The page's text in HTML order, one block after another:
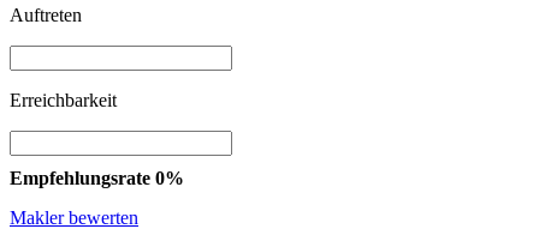
Auftreten
Erreichbarkeit
Empfehlungsrate 0%
Makler bewerten